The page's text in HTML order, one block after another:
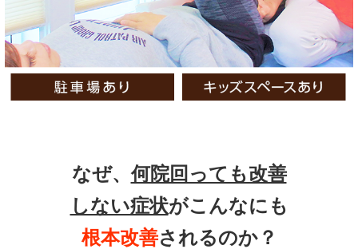
なぜ、何院回っても改善
しない症状がこんなにも
根本改善されるのか？